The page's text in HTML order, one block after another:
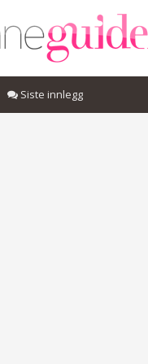
Siste innlegg